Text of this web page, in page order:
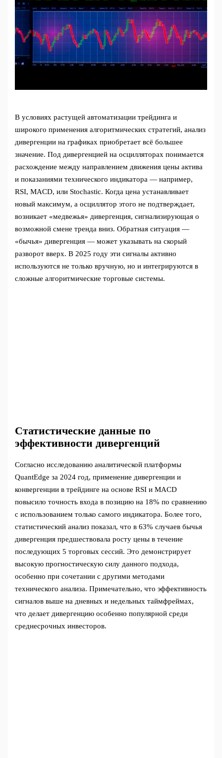
В условиях растущей автоматизации трейдинга и
широкого применения алгоритмических стратегий, анализ
дивергенции на графиках приобретает всё большее
значение. Под дивергенцией на осцилляторах понимается
расхождение между направлением движения цены актива
и показаниями технического индикатора — например,
RSI, MACD, или Stochastic. Когда цена устанавливает
новый максимум, а осциллятор этого не подтверждает,
возникает «медвежья» дивергенция, сигнализирующая о
возможной смене тренда вниз. Обратная ситуация —
«бычья» дивергенция — может указывать на скорый
разворот вверх. В 2025 году эти сигналы активно
используются не только вручную, но и интегрируются в
сложные алгоритмические торговые системы.
Статистические данные по
эффективности дивергенций
Согласно исследованию аналитической платформы
QuantEdge за 2024 год, применение дивергенции и
конвергенции в трейдинге на основе RSI и MACD
повысило точность входа в позицию на 18% по сравнению
с использованием только самого индикатора. Более того,
статистический анализ показал, что в 63% случаев бычья
дивергенция предшествовала росту цены в течение
последующих 5 торговых сессий. Это демонстрирует
высокую прогностическую силу данного подхода,
особенно при сочетании с другими методами
технического анализа. Примечательно, что эффективность
сигналов выше на дневных и недельных таймфреймах,
что делает дивергенцию особенно популярной среди
среднесрочных инвесторов.